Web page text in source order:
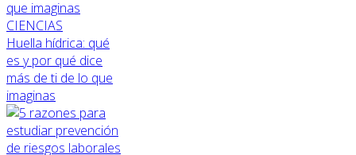
CIENCIAS
Huella hídrica: qué
es y por qué dice
más de ti de lo que
imaginas